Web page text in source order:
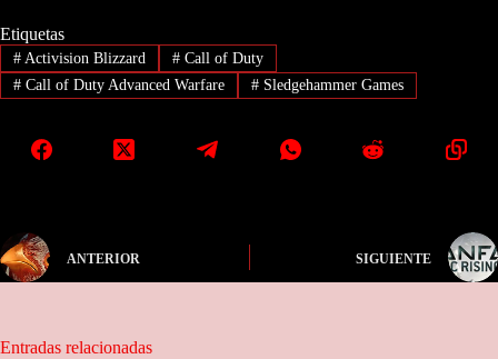
Etiquetas
#Activision Blizzard #Call of Duty
#Call of Duty Advanced Warfare #Sledgehammer Games
ANTERIOR SIGUIENTE
Entradas relacionadas